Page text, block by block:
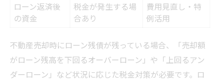
ローン返済後
の資金
税金が発生する場
合あり
費用見直し・特
例活用
不動産売却時にローン残債が残っている場合、「売却額
がローン残高を下回るオーバーローン」や「上回るアン
ダーローン」など状況に応じた税金対策が必要です。ロ